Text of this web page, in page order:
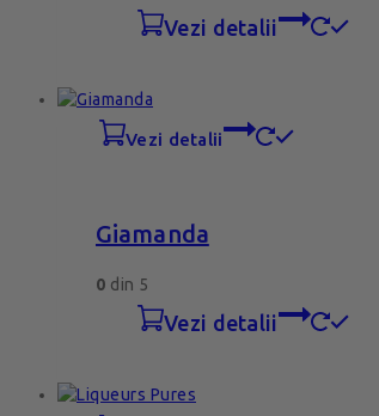
vezi detalii
vezi detalii
Giamanda
0 din 5
vezi detalii